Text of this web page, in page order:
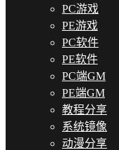
PC游戏
PE游戏
PC软件
PE软件
PC端GM
PE端GM
教程分享
系统镜像
动漫分享